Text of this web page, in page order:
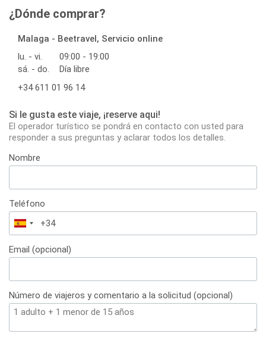
¿Dónde comprar?
Malaga - Beetravel, Servicio online
lu. - vi.
09:00 - 19:00
sá. - do.
Día libre
+34 611 01 96 14
Si le gusta este viaje, ¡reserve aqui!
El operador turístico se pondrá en contacto con usted para
responder a sus preguntas y aclarar todos los detalles.
Nombre
Teléfono
España
+34
Email (opcional)
Número de viajeros y comentario a la solicitud (opcional)